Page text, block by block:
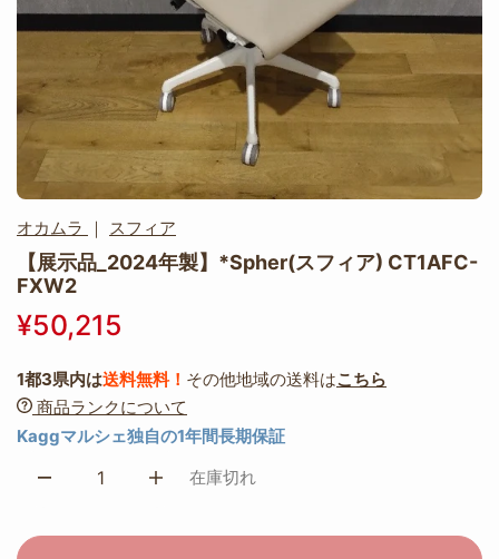
オカムラ ｜ スフィア
【展示品_2024年製】*Spher(スフィア) CT1AFC-
FXW2
¥50,215
1都3県内は送料無料！ その他地域の送料はこちら
商品ランクについて
Kaggマルシェ独自の1年間長期保証
在庫切れ